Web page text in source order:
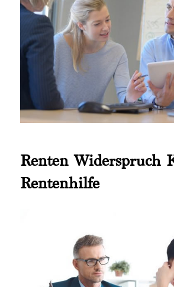
Renten Widerspruch
Rentenhilfe